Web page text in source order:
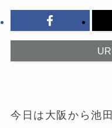
今日は大阪から池